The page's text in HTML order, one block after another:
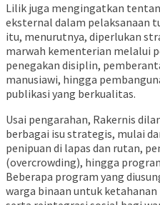
Lilik juga mengingatkan
eksternal dalam pelaksanaan
itu, menurutnya, diperlukan
marwah kementerian melalui
penegakan disiplin,
manusiawi, hingga
publikasi yang berkualitas.
Usai pengarahan, Rakernis
berbagai isu strategis, mulai
penipuan di lapas dan rutan,
(overcrowding), hingga
Beberapa program yang
warga binaan untuk